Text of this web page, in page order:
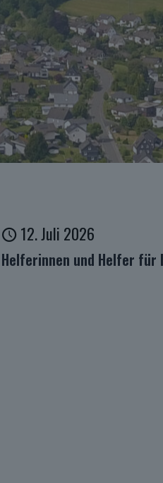
12. Juli 2026
Helferinnen und Helfer für